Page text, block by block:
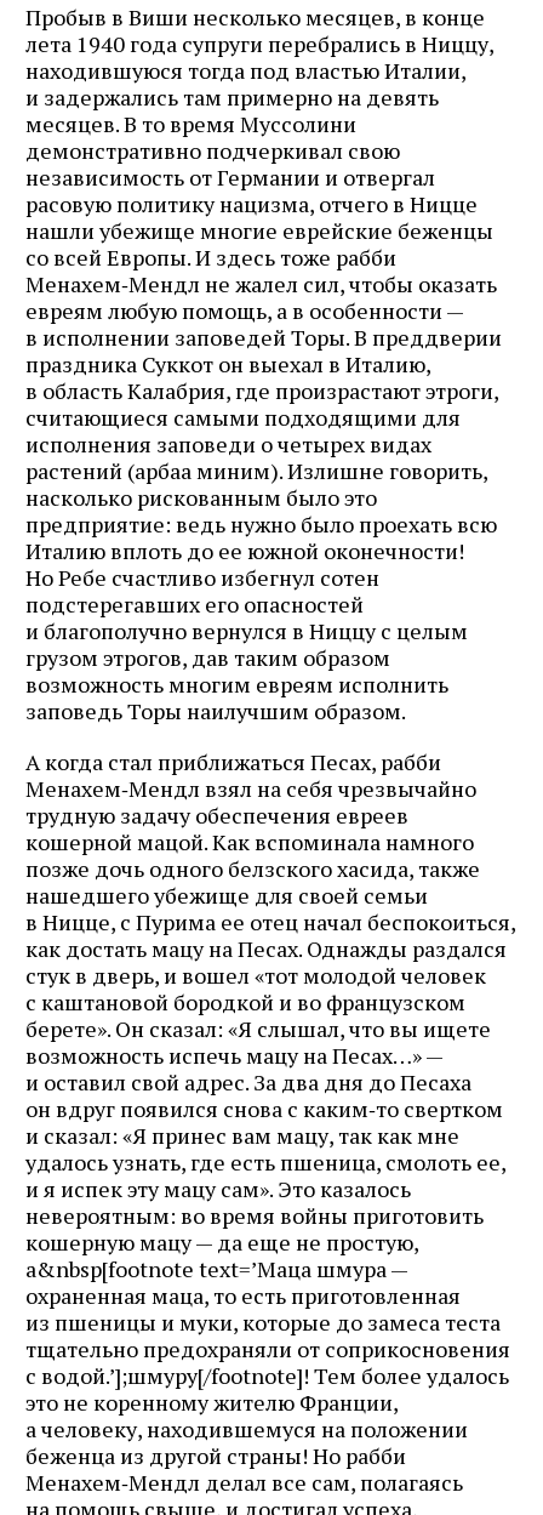
Пробыв в Виши несколько месяцев, в конце
лета 1940 года супруги перебрались в Ниццу,
находившуюся тогда под властью Италии,
и задержались там примерно на девять
месяцев. В то время Муссолини
демонстративно подчеркивал свою
независимость от Германии и отвергал
расовую политику нацизма, отчего в Ницце
нашли убежище многие еврейские беженцы
со всей Европы. И здесь тоже рабби
Менахем‑Мендл не жалел сил, чтобы оказать
евреям любую помощь, а в особенности —
в исполнении заповедей Торы. В преддверии
праздника Суккот он выехал в Италию,
в область Калабрия, где произрастают этроги,
считающиеся самыми подходящими для
исполнения заповеди о четырех видах
растений (арбаа миним). Излишне говорить,
насколько рискованным было это
предприятие: ведь нужно было проехать всю
Италию вплоть до ее южной оконечности!
Но Ребе счастливо избегнул сотен
подстерегавших его опасностей
и благополучно вернулся в Ниццу с целым
грузом этрогов, дав таким образом
возможность многим евреям исполнить
заповедь Торы наилучшим образом.
А когда стал приближаться Песах, рабби
Менахем‑Мендл взял на себя чрезвычайно
трудную задачу обеспечения евреев
кошерной мацой. Как вспоминала намного
позже дочь одного белзского хасида, также
нашедшего убежище для своей семьи
в Ницце, с Пурима ее отец начал беспокоиться,
как достать мацу на Песах. Однажды раздался
стук в дверь, и вошел «тот молодой человек
с каштановой бородкой и во французском
берете». Он сказал: «Я слышал, что вы ищете
возможность испечь мацу на Песах…» —
и оставил свой адрес. За два дня до Песаха
он вдруг появился снова с каким‑то свертком
и сказал: «Я принес вам мацу, так как мне
удалось узнать, где есть пшеница, смолоть ее,
и я испек эту мацу сам». Это казалось
невероятным: во время войны приготовить
кошерную мацу — да еще не простую,
а&nbsp[footnote text=’Маца шмура —
охраненная маца, то есть приготовленная
из пшеницы и муки, которые до замеса теста
тщательно предохраняли от соприкосновения
с водой.’];шмуру[/footnote]! Тем более удалось
это не коренному жителю Франции,
а человеку, находившемуся на положении
беженца из другой страны! Но рабби
Менахем‑Мендл делал все сам, полагаясь
на помощь свыше, и достигал успеха,